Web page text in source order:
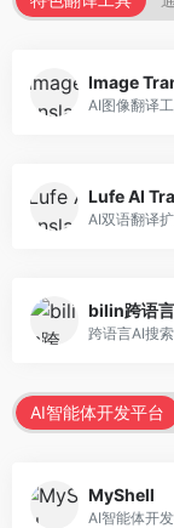
Image
Lufe AI
bilin跨语
AI智能体开发平台
MyShell